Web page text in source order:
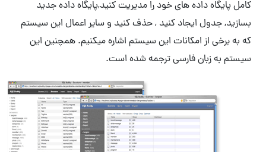
پایگاه داده های خود را مدیریت کنید,پایگاه داده جدید
جدول ایجاد کنید , حذف کنید و سایر اعمال این سیستم
به برخی از امکانات این سیستم اشاره میکنیم. همچنین این
به زبان فارسی ترجمه شده است.